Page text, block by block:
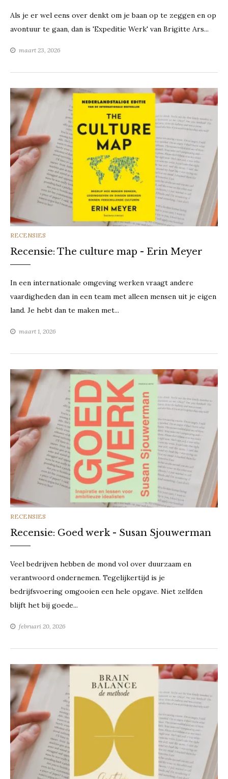
Als je er wel eens over denkt om je baan op te zeggen en op
avontuur te gaan, dan is 'Expeditie Werk' van Brigitte Ars...
maart 23, 2026
CATEGORIES
RECENSIES
Recensie: The culture map - Erin Meyer
In een internationale omgeving werken vraagt andere
vaardigheden dan in een team met alleen mensen uit je eigen
land. Je hebt dan te maken met...
maart 1, 2026
CATEGORIES
RECENSIES
Recensie: Goed werk - Susan Sjouwerman
Veel bedrijven hebben de mond vol over duurzaam en
verantwoord ondernemen. Tegelijkertijd is je
bedrijfsvoering omgooien een hele opgave. Niet zelfden
blijft het bij goede...
februari 20, 2026